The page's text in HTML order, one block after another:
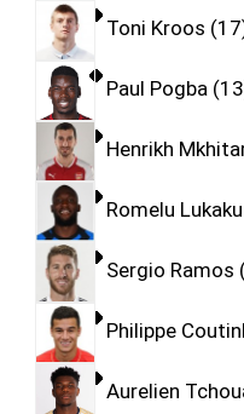
Toni Kroos 17
Paul Pogba 13
Henrikh
Romelu Lukaku
Sergio Ramos
Philippe
Aurelien